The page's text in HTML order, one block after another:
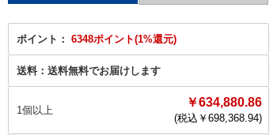
ポイント： 6348ポイント(1%還元)
送料： 送料無料でお届けします
1個以上
￥634,880.86
(税込￥ 698,368.94)